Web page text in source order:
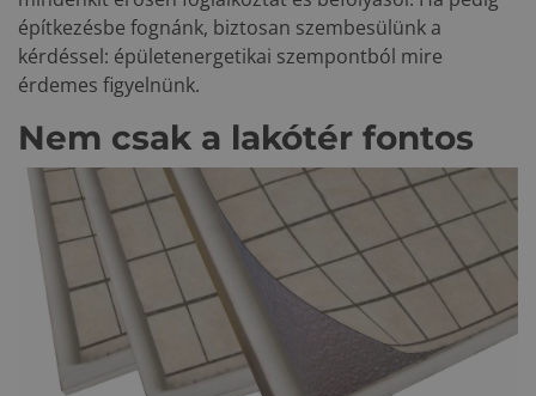
építkezésbe fognánk, biztosan szembesülünk a
kérdéssel: épületenergetikai szempontból mire
érdemes figyelnünk.
Nem csak a lakótér fontos